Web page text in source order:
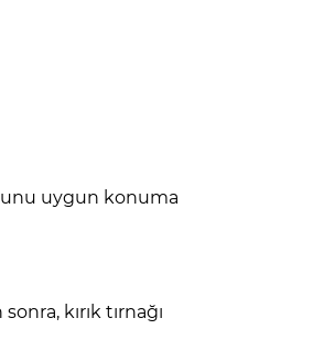
uygun konuma
kırık tırnağı